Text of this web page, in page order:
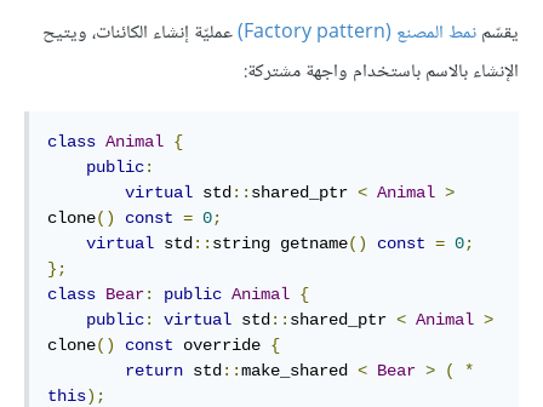
يقسّمنمط المصنع (Factory pattern)
عمليّة إنشاء الكائنات، ويتيح
الإنشاء بالاسم باستخدام واجهة مشتركة:
class Animal {
public:
virtual std:: shared_ptr < Animal >
clone() const = 0;
virtual std:: string getname() const = 0;
};
class Bear: public Animal {
public: virtual std:: shared_ptr < Animal >
clone() const override {
return std::make_shared < Bear > (
*
this);